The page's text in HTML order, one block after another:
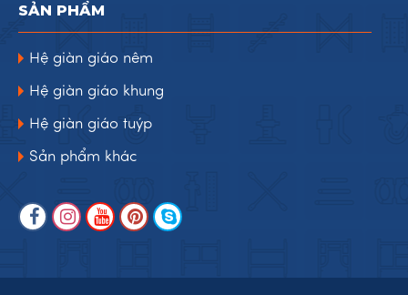
SẢN PHẨM
Hệ giàn giáo nêm
Hệ giàn giáo khung
Hệ giàn giáo tuýp
Sản phẩm khác